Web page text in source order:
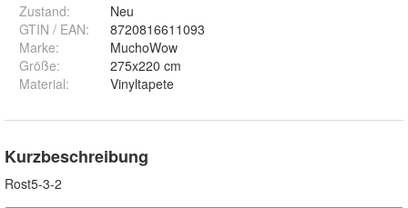
Zustand:
Neu
GTIN / EAN:
8720816611093
Marke:
MuchoWow
Größe:
275x220 cm
Material: Vinyltapete
Kurzbeschreibung
Rost5-3-2